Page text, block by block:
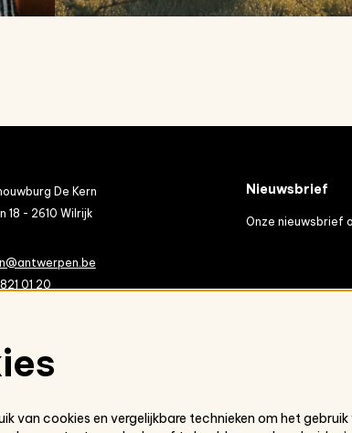
De Kern
18 - 2610 Wilrijk
01 20
Nieuwsbrief
Onze nieuwsbrief
van cookies en vergelijkbare technieken om het